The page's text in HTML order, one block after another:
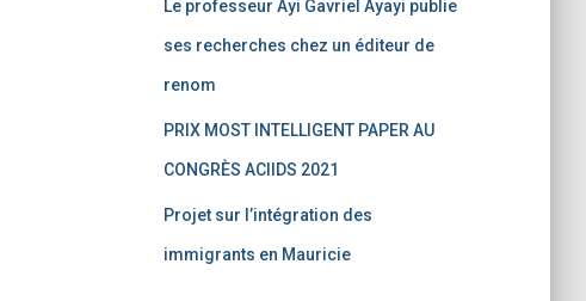
Le professeur Ayi Gavriel Ayayi publie
ses recherches chez un éditeur de
renom
PRIX MOST INTELLIGENT PAPER AU
CONGRÈS ACIIDS 2021
Projet sur l’intégration des
immigrants en Mauricie